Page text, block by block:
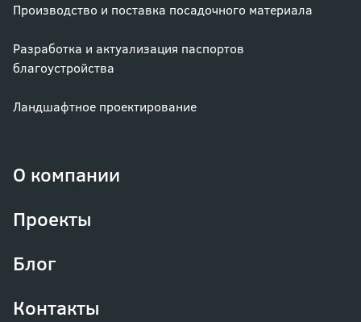
Производство и поставка посадочного материала
Разработка и актуализация паспортов
благоустройства
Ландшафтное проектирование
О компании
Проекты
Блог
Контакты